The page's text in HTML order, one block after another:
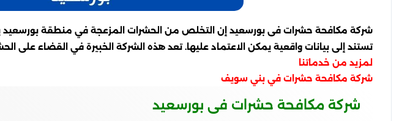
شركة مكافحة حشرات فى بورسعيد إن التخلص من الحشرات المزعجة في منطقة بورسعيد
تستند إلى بيانات واقعية يمكن الاعتماد عليها. تعد هذه الشركة الخبيرة في القضاء على
لمزيد من خدماتنا
شركة مكافحة حشرات في بني سويف
شركة مكافحة حشرات فى بورسعيد